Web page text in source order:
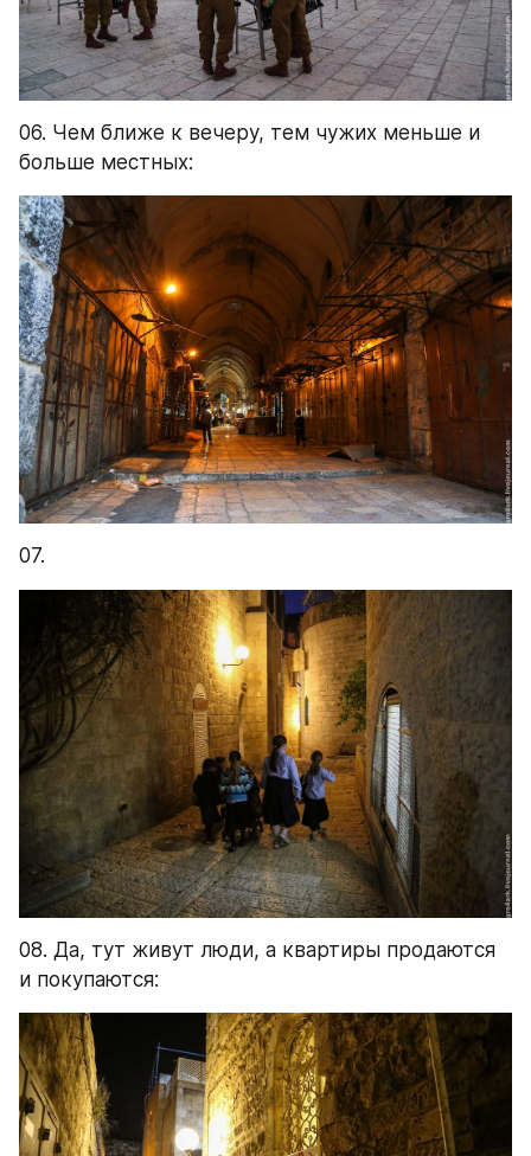
06. Чем ближе к вечеру, тем чужих меньше и
больше местных:
07.
08. Да, тут живут люди, а квартиры продаются
и покупаются: